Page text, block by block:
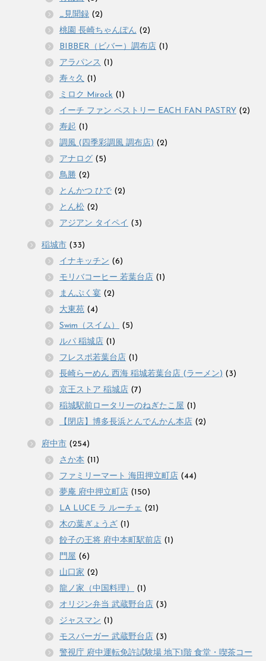
_見聞録 (2)
桃園 長崎ちゃんぽん (2)
BIBBER（ビバー）調布店 (1)
アラパンス (1)
寿々久 (1)
ミロク Mirock (1)
イーチ ファン ペストリー EACH FAN PASTRY (2)
寿起 (1)
調風 (四季彩調風 調布店) (2)
アナログ (5)
鳥勝 (2)
とんかつ ひで (2)
とん松 (2)
アジアン タイペイ (3)
稲城市 (33)
イナキッチン (6)
モリバコーヒー 若葉台店 (1)
まんぷく宴 (2)
大東苑 (4)
Swim（スイム）
(5)
ルパ 稲城店 (1)
フレスポ若葉台店 (1)
長崎らーめん 西海 稲城若葉台店 (ラーメン) (3)
京王ストア 稲城店 (7)
稲城駅前ロータリーのねぎたこ屋 (1)
【閉店】博多長浜とんでんかん本店 (2)
府中市 (254)
さか本 (11)
ファミリーマート 海田押立町店 (44)
夢庵 府中押立町店 (150)
LA LUCE ラ ルーチェ (21)
木の葉ぎょうざ (1)
餃子の王将 府中本町駅前店 (1)
門屋 (6)
山口家 (2)
龍ノ家（中国料理）
(1)
オリジン弁当 武蔵野台店 (3)
ジャスマン (1)
モスバーガー 武蔵野台店 (3)
警視庁 府中運転免許試験場 地下1階 食堂・喫茶コー